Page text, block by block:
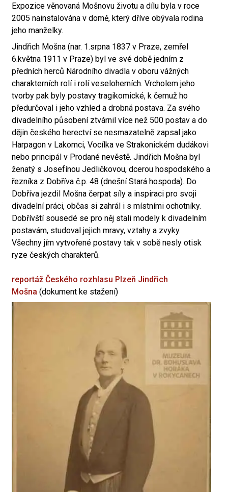
Expozice věnovaná Mošnovu životu a dílu byla v roce
2005 nainstalována v domě, který dříve obývala rodina
jeho manželky.
Jindřich Mošna (nar. 1.srpna 1837 v Praze, zemřel
6.května 1911 v Praze) byl ve své době jedním z
předních herců Národního divadla v oboru vážných
charakterních rolí i rolí veseloherních. Vrcholem jeho
tvorby pak byly postavy tragikomické, k čemuž ho
předurčoval i jeho vzhled a drobná postava. Za svého
divadelního působení ztvárnil více než 500 postav a do
dějin českého herectví se nesmazatelně zapsal jako
Harpagon v Lakomci, Vocílka ve Strakonickém dudákovi
nebo principál v Prodané nevěstě. Jindřich Mošna byl
ženatý s Josefínou Jedličkovou, dcerou hospodského a
řezníka z Dobříva č.p. 48 (dnešní Stará hospoda). Do
Dobříva jezdil Mošna čerpat síly a inspiraci pro svoji
divadelní práci, občas si zahrál i s místními ochotníky.
Dobřívští sousedé se pro něj stali modely k divadelním
postavám, studoval jejich mravy, vztahy a zvyky.
Všechny jím vytvořené postavy tak v sobě nesly otisk
ryze českých charakterů.
reportáž Českého rozhlasu Plzeň Jindřich
Mošna (dokument ke stažení)